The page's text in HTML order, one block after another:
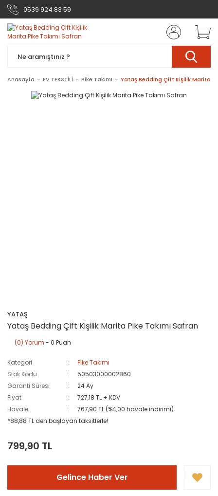
0539 924 83 59
Anasayfa EV TEKSTİLİ Pike Takımı Yataş Bedding Çift Kişilik Marita
YATAŞ
Yataş Bedding Çift Kişilik Marita Pike Takımı Safran
(0) Yorum - 0 Puan
Kategori
Pike Takımı
Stok Kodu
50503000002860
Garanti Süresi
24 Ay
Fiyat
727,18 TL + KDV
Havale
767,90 TL (%4,00 havale indirimi)
*88,88 TL den başlayan taksitlerle!
799,90 TL
Gelince Haber Ver